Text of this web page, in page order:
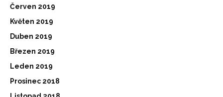
Červen 2019
Květen 2019
Duben 2019
Březen 2019
Leden 2019
Prosinec 2018